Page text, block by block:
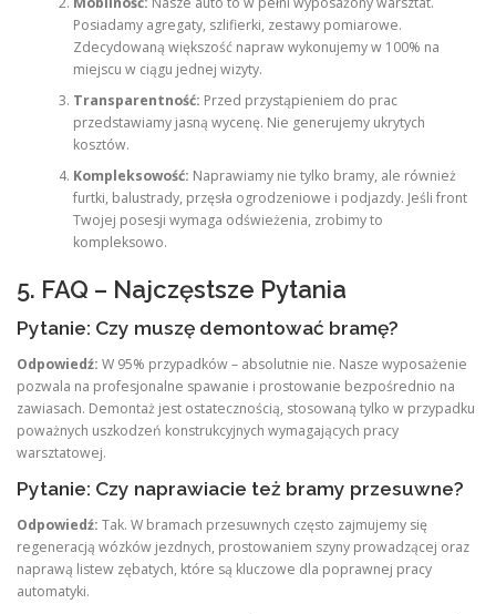
Posiadamy agregaty, szlifierki, zestawy pomiarowe.
Zdecydowaną większość napraw wykonujemy w 100% na
miejscu w ciągu jednej wizyty.
Transparentność: Przed przystąpieniem do prac
przedstawiamy jasną wycenę. Nie generujemy ukrytych
kosztów.
Kompleksowość: Naprawiamy nie tylko bramy, ale również
furtki, balustrady, przęsła ogrodzeniowe i podjazdy. Jeśli front
Twojej posesji wymaga odświeżenia, zrobimy to
kompleksowo.
5. FAQ – Najczęstsze Pytania
Pytanie: Czy muszę demontować bramę?
Odpowiedź: W 95% przypadków – absolutnie nie. Nasze wyposażenie
pozwala na profesjonalne spawanie i prostowanie bezpośrednio na
zawiasach. Demontaż jest ostatecznością, stosowaną tylko w przypadku
poważnych uszkodzeń konstrukcyjnych wymagających pracy
warsztatowej.
Pytanie: Czy naprawiacie też bramy przesuwne?
Odpowiedź: Tak. W bramach przesuwnych często zajmujemy się
regeneracją wózków jezdnych, prostowaniem szyny prowadzącej oraz
naprawą listew zębatych, które są kluczowe dla poprawnej pracy
automatyki.